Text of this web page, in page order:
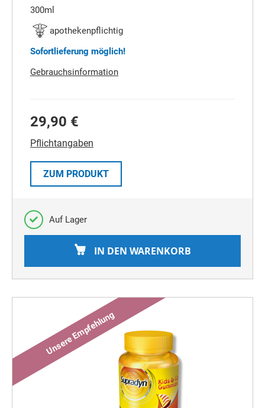
300ml
apothekenpflichtig
Sofortlieferung möglich!
Gebrauchsinformation
29,90 €
Pflichtangaben
ZUM PRODUKT
Auf Lager
IN DEN WARENKORB